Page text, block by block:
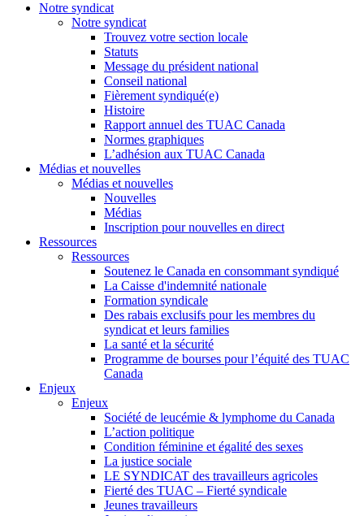
Notre syndicat
Notre syndicat
Trouvez votre section locale
Statuts
Message du président national
Conseil national
Fièrement syndiqué(e)
Histoire
Rapport annuel des TUAC Canada
Normes graphiques
L’adhésion aux TUAC Canada
Médias et nouvelles
Médias et nouvelles
Nouvelles
Médias
Inscription pour nouvelles en direct
Ressources
Ressources
Soutenez le Canada en consommant syndiqué
La Caisse d'indemnité nationale
Formation syndicale
Des rabais exclusifs pour les membres du
syndicat et leurs families
La santé et la sécurité
Programme de bourses pour l’équité des TUAC
Canada
Enjeux
Enjeux
Société de leucémie & lymphome du Canada
L’action politique
Condition féminine et égalité des sexes
La justice sociale
LE SYNDICAT des travailleurs agricoles
Fierté des TUAC – Fierté syndicale
Jeunes travailleurs